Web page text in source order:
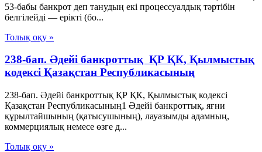
53-бабы банкрот деп танудың екі процессуалдық тәртібін
белгілейді — ерікті (бо...
Толық оқу »
238-бап. Әдейi банкроттық ҚР ҚК, Қылмыстық
кодексi Қазақстан Республикасының
238-бап. Әдейi банкроттық ҚР ҚК, Қылмыстық кодексi
Қазақстан Республикасының1 Әдейі банкроттық, яғни
құрылтайшының (қатысушының), лауазымды адамның,
коммерциялық немесе өзге д...
Толық оқу »